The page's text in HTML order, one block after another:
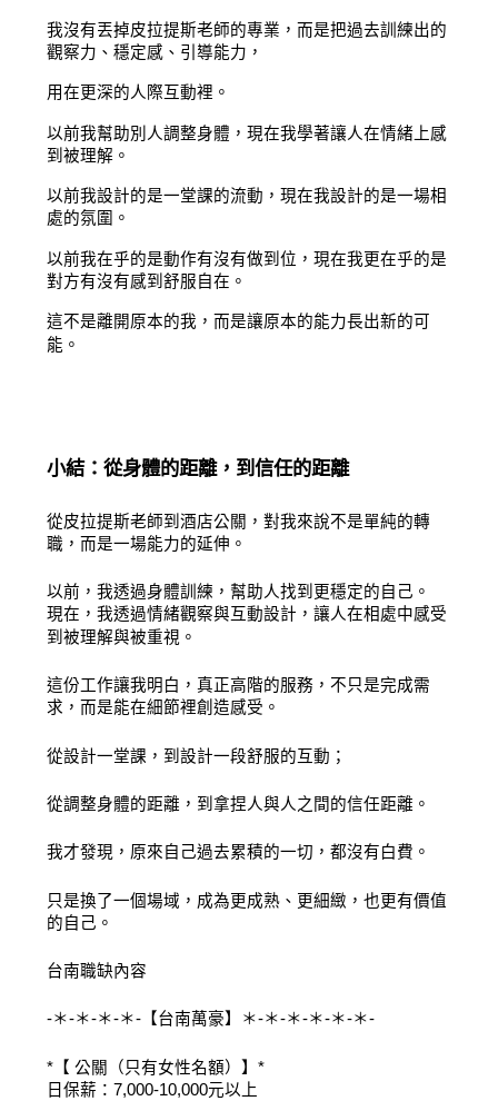
我沒有丟掉皮拉提斯老師的專業，而是把過去訓練出的
觀察力、穩定感、引導能力，
用在更深的人際互動裡。
以前我幫助別人調整身體，現在我學著讓人在情緒上感
到被理解。
以前我設計的是一堂課的流動，現在我設計的是一場相
處的氛圍。
以前我在乎的是動作有沒有做到位，現在我更在乎的是
對方有沒有感到舒服自在。
這不是離開原本的我，而是讓原本的能力長出新的可
能。
小結：從身體的距離，到信任的距離
從皮拉提斯老師到酒店公關，對我來說不是單純的轉
職，而是一場能力的延伸。
以前，我透過身體訓練，幫助人找到更穩定的自己。
現在，我透過情緒觀察與互動設計，讓人在相處中感受
到被理解與被重視。
這份工作讓我明白，真正高階的服務，不只是完成需
求，而是能在細節裡創造感受。
從設計一堂課，到設計一段舒服的互動；
從調整身體的距離，到拿捏人與人之間的信任距離。
我才發現，原來自己過去累積的一切，都沒有白費。
只是換了一個場域，成為更成熟、更細緻，也更有價值
的自己。
台南職缺內容
-＊-＊-＊-＊-【台南萬豪】＊-＊-＊-＊-＊-＊-
*【 公關（只有女性名額）】*
日保薪：7,000-10,000元以上